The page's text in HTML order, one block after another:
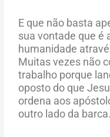
E que não basta
sua vontade que é
humanidade
Muitas vezes não
trabalho porque
oposto do que
ordena aos
outro lado da barca.